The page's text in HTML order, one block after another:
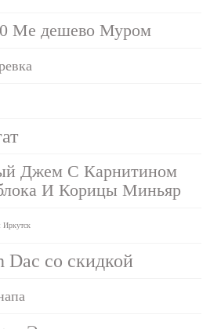
Me дешево Муром
Джем С Карнитином
И Корицы Миньяр
Иркутск
Dac со скидкой